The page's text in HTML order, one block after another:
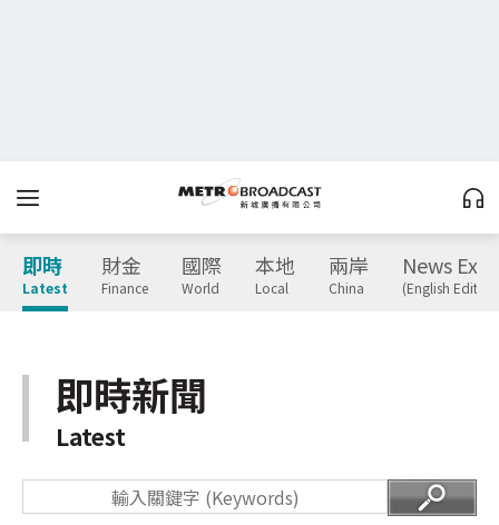
即時
Latest
財金
Finance
國際
World
本地
Local
兩岸
China
News
(English
即時新聞
Latest